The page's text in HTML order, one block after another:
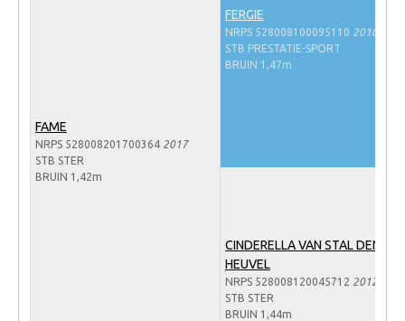
Onze fokkerij
Fokkerij informatie
FAME
NRPS 528008201700364 2017
STB STER
BRUIN 1,42m
FERGIE
NRPS 528008100095110 2010
STB PRESTATIE-SPORT
BRUIN 1,47m
CINDERELLA VAN STAL DEN
HEUVEL
NRPS 528008120045712 2012
STB STER
BRUIN 1,44m